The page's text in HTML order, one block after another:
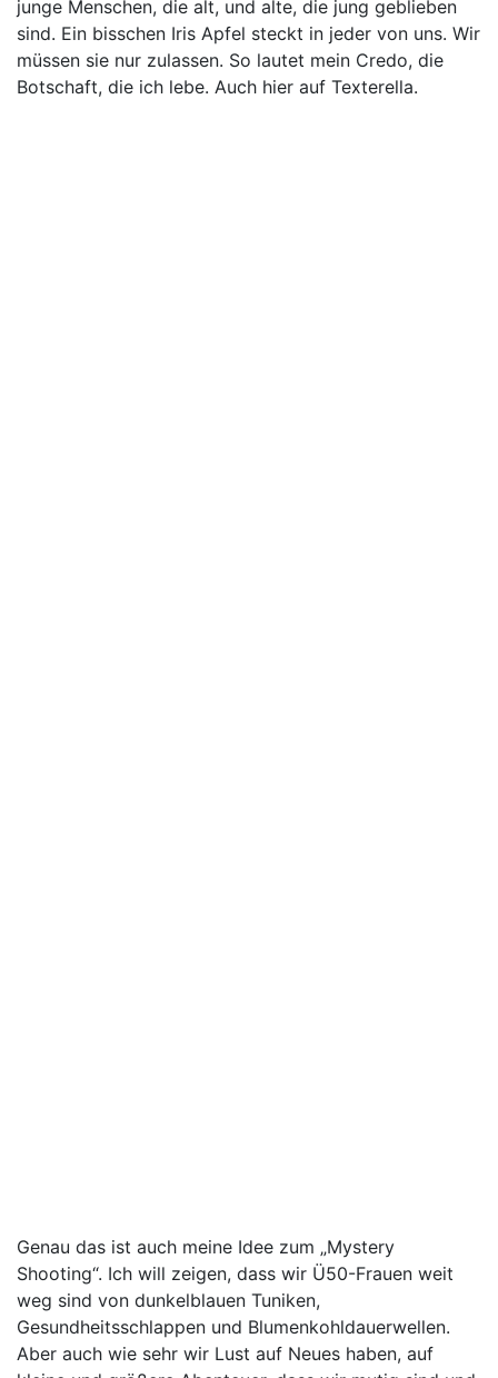
junge Menschen, die alt, und alte, die jung geblieben
sind. Ein bisschen Iris Apfel steckt in jeder von uns. Wir
müssen sie nur zulassen. So lautet mein Credo, die
Botschaft, die ich lebe. Auch hier auf Texterella.
Genau das ist auch meine Idee zum „Mystery
Shooting“. Ich will zeigen, dass wir Ü50-Frauen weit
weg sind von dunkelblauen Tuniken,
Gesundheitsschlappen und Blumenkohldauerwellen.
Aber auch wie sehr wir Lust auf Neues haben, auf